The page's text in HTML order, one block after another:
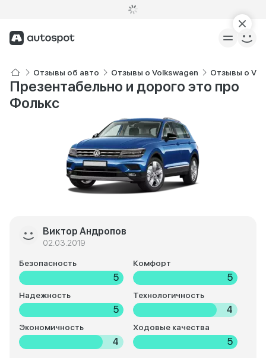
Отзывы об авто Отзывы о Volkswagen Отзывы о
Презентабельно и дорого это про
Фолькс
Виктор Андропов
02.03.2019
Безопасность
5
Комфорт
5
Надежность
5
Технологичность
4
Экономичность
4
Ходовые качества
5